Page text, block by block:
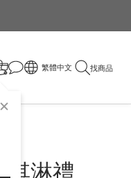
繁體中文 找商品
淇淋禮